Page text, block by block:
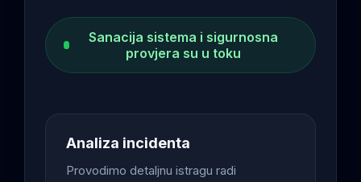
Sanacija sistema i sigurnosna
provjera su u toku
Analiza incidenta
Provodimo detaljnu istragu radi